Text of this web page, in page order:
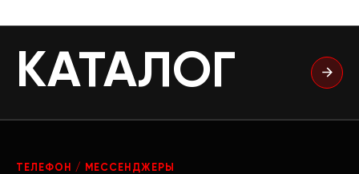
КАТАЛОГ
ТЕЛЕФОН / МЕССЕНДЖЕРЫ